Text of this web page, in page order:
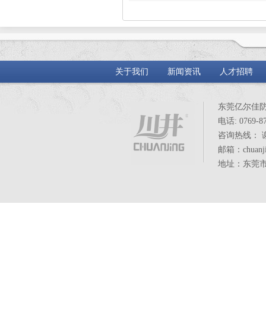
关于我们 新闻资讯 人才招聘
东莞亿尔佳
电话: 0769-
咨询热线：
邮箱：
地址：东莞